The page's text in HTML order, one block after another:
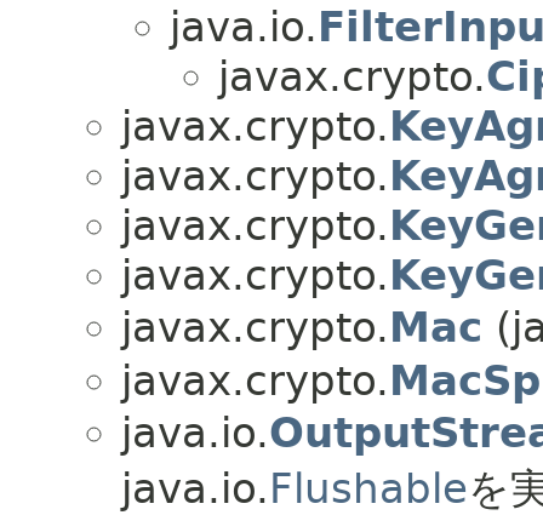
java.io.
javax.crypto.
javax.crypto.
javax.crypto.
javax.crypto.
javax.crypto.
javax.crypto.Mac
javax.crypto.
java.io.
java.io.Flushableを